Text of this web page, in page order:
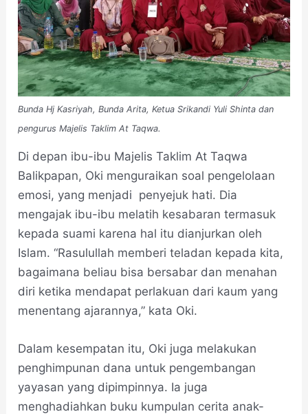
Bunda Hj Kasriyah, Bunda Arita, Ketua Srikandi Yuli Shinta dan
pengurus Majelis Taklim At Taqwa.
Di depan ibu-ibu Majelis Taklim At Taqwa
Balikpapan, Oki menguraikan soal pengelolaan
emosi, yang menjadi penyejuk hati. Dia
mengajak ibu-ibu melatih kesabaran termasuk
kepada suami karena hal itu dianjurkan oleh
Islam. “Rasulullah memberi teladan kepada kita,
bagaimana beliau bisa bersabar dan menahan
diri ketika mendapat perlakuan dari kaum yang
menentang ajarannya,” kata Oki.
Dalam kesempatan itu, Oki juga melakukan
penghimpunan dana untuk pengembangan
yayasan yang dipimpinnya. Ia juga
menghadiahkan buku kumpulan cerita anak-